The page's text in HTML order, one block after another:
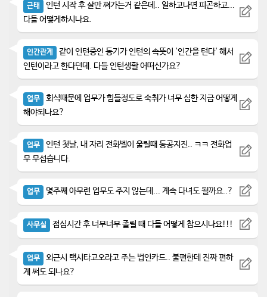
근태
인턴 시작 후 살만 쪄가는거 같은데.. 일하고나면 피곤하고...
다들 어떻게하시나요.
인간관계
같이 인턴중인 동기가 인턴의 속뜻이 '인간을 턴다' 해서
인턴이라고 한다던데. 다들 인턴생활 어떠신가요?
업무
회식때문에 업무가 힘들정도로 숙취가 너무 심한 지금 어떻게
해야되나요?
업무
인턴 첫날, 내 자리 전화벨이 울릴때 동공지진.. ㅋㅋ 전화업
무 무섭습니다.
업무 몇주째 아무런 업무도 주지 않는데... 계속 다녀도 될까요..?
사무실 점심시간 후 너무너무 졸릴 때 다들 어떻게 참으시나요!!!
업무
외근시 택시타고오라고 주는 법인카드.. 불편한데 진짜 편하
게 써도 되나요?